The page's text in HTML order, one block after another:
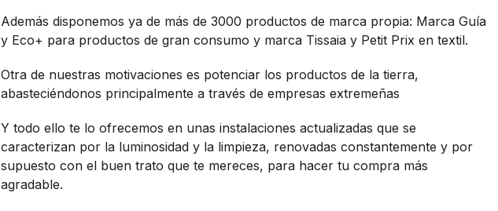
Además disponemos ya de más de 3000 productos de marca propia: Marca Guía
y Eco+ para productos de gran consumo y marca Tissaia y Petit Prix en textil.
Otra de nuestras motivaciones es potenciar los productos de la tierra,
abasteciéndonos principalmente a través de empresas extremeñas
Y todo ello te lo ofrecemos en unas instalaciones actualizadas que se
caracterizan por la luminosidad y la limpieza, renovadas constantemente y por
supuesto con el buen trato que te mereces, para hacer tu compra más
agradable.